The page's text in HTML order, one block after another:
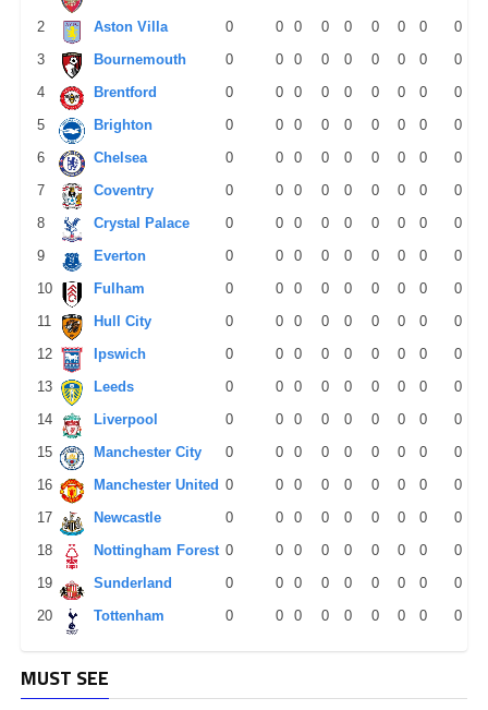
2
Aston Villa 0 0 0 0 0 0 0 0
0
3
Bournemouth 0 0 0 0 0 0 0 0
0
4
Brentford 0 0 0 0 0 0 0 0
0
5
Brighton 0 0 0 0 0 0 0 0
0
6
Chelsea 0 0 0 0 0 0 0 0
0
7
Coventry 0 0 0 0 0 0 0 0
0
8
Crystal Palace 0 0 0 0 0 0 0 0
0
9
Everton 0 0 0 0 0 0 0 0
0
10
Fulham 0 0 0 0 0 0 0 0
0
11
Hull City 0 0 0 0 0 0 0 0
0
12
Ipswich 0 0 0 0 0 0 0 0
0
13
Leeds 0 0 0 0 0 0 0 0
0
14
Liverpool 0 0 0 0 0 0 0 0
0
15
Manchester City 0 0 0 0 0 0 0 0
0
16
Manchester United 0 0 0 0 0 0 0 0
0
17
Newcastle 0 0 0 0 0 0 0 0
0
18
Nottingham Forest 0 0 0 0 0 0 0 0
0
19
Sunderland 0 0 0 0 0 0 0 0
0
20
Tottenham 0 0 0 0 0 0 0 0 0
MUST SEE